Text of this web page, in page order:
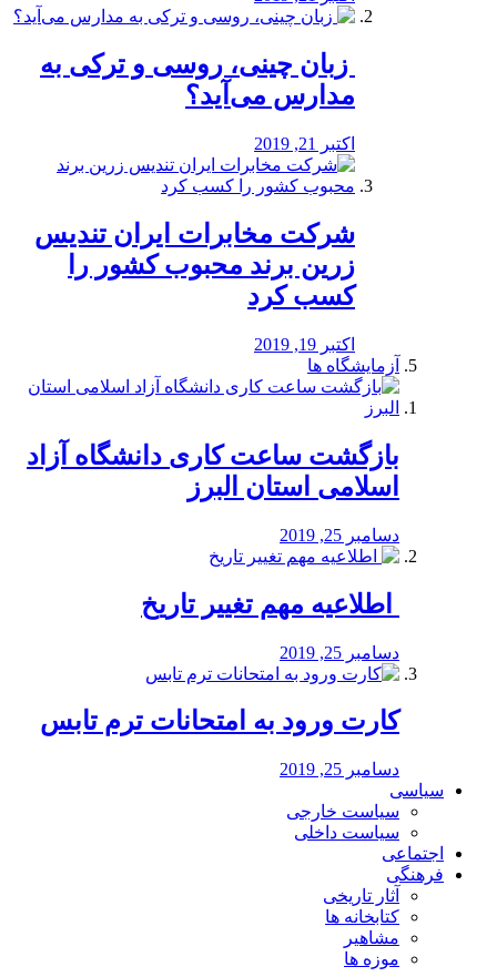
️ زبان چینی، روسی و ترکی به
مدارس می‌آید؟
اکتبر 21, 2019
شرکت مخابرات ایران تندیس
زرین برند محبوب کشور را
کسب کرد
اکتبر 19, 2019
آزمایشگاه ها
بازگشت ساعت کاری دانشگاه آزاد
اسلامی استان البرز
دسامبر 25, 2019
️ اطلاعیه مهم تغییر تاریخ
دسامبر 25, 2019
کارت ورود به امتحانات ترم تابس
دسامبر 25, 2019
سیاسی
سیاست خارجی
سیاست داخلی
اجتماعی
فرهنگی
آثار تاریخی
کتابخانه ها
مشاهیر
موزه ها